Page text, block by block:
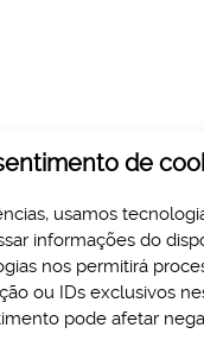
de
usamos
informações do
nos permitirá
ou IDs exclusivos
pode afetar